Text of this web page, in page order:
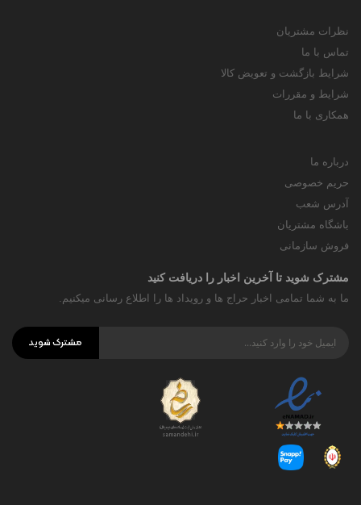
نظرات مشتریان
تماس با ما
شرایط بازگشت و تعویض کالا
شرایط و مقررات
همکاری با ما
درباره ما
حریم خصوصی
آدرس شعب
باشگاه مشتریان
فروش سازمانی
مشترک شوید تا آخرین اخبار را دریافت کنید
ما به شما تمامی اخبار حراج ها و رویداد ها را اطلاع رسانی میکنیم.
مشترک شوید